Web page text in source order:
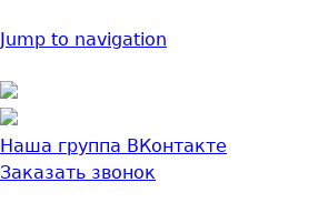
Jump to navigation
Наша группа ВКонтакте
Заказать звонок